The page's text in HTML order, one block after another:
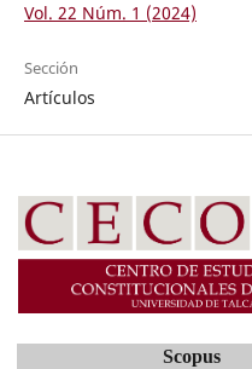
Vol. 22 Núm. 1 (2024)
Sección
Artículos
Scopus